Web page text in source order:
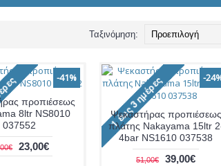
Ταξινόμηση:
-41%
προπιέσεως
8ltr NS8010
037552
23,00€
-
Ψεκαστήρας προπιέσεως
πλάτης Nakayama 15ltr
4bar NS1610 037538
51,00€ 39,00€